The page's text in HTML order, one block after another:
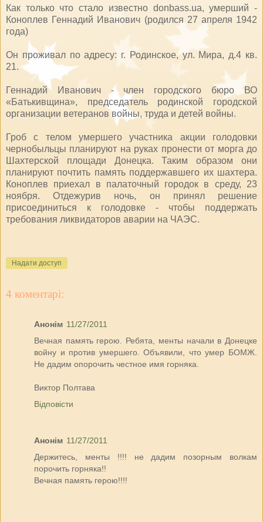
Как только что стало известно donbass.ua, умерший -
Коноплев Геннадий Иванович (родился 27 апреля 1942
года)
Он проживал по адресу: г. Родинское, ул. Мира, д.4 кв.
21.
Геннадий Иванович - член городского бюро ВО
«Батькивщина», председатель родинской городской
организации ветеранов войны, труда и детей войны.
Гроб с телом умершего участника акции голодовки
чернобыльцы планируют на руках пронести от морга до
Шахтерской площади Донецка. Таким образом они
планируют почтить память поддержавшего их шахтера.
Коноплев приехал в палаточный городок в среду, 23
ноября. Отдежурив ночь, он принял решение
присоединиться к голодовке - чтобы поддержать
требования ликвидаторов аварии на ЧАЭС.
Надати доступ
4 коментарі:
Анонім 11/27/2011
Вечная память герою. Ребята, менты начали в Донецке
войну и против умершего. Объявили, что умер БОМЖ.
Не дадим опорочить честное имя горняка.
Виктор Полтава
Відповісти
Анонім 11/27/2011
Держитесь, менты !!!! не дадим позорным волкам
порочить горняка!!
Вечная память герою!!!!